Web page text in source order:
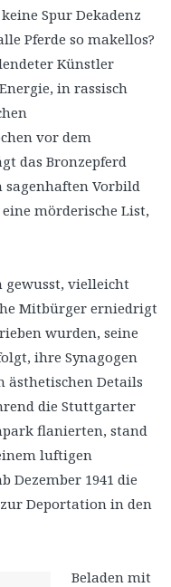
Spur Dekadenz
Pferde so makellos?
Künstler
in rassisch
vor dem
das Bronzepferd
sagenhaften Vorbild
mörderische List,
gewusst, vielleicht
Mitbürger erniedrigt
wurden, seine
ihre Synagogen
ästhetischen Details
die Stuttgarter
flanierten, stand
luftigen
Dezember 1941 die
Deportation in den
Beladen mit